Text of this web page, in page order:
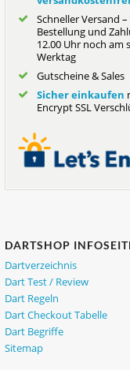
Schneller Versand
Bestellung und
12.00 Uhr noch am
Werktag
Gutscheine & Sales
Sicher einkaufen
Encrypt SSL
DARTSHOP
Dartverzeichnis
Dart Test / Review
Dart Regeln
Dart Checkout Tabelle
Dart Begriffe
Sitemap